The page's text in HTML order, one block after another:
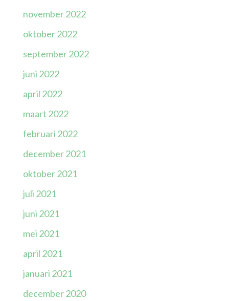
november 2022
oktober 2022
september 2022
juni 2022
april 2022
maart 2022
februari 2022
december 2021
oktober 2021
juli 2021
juni 2021
mei 2021
april 2021
januari 2021
december 2020